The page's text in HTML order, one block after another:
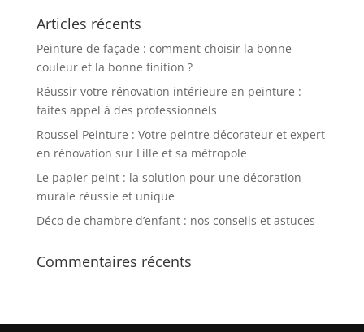
Articles récents
Peinture de façade : comment choisir la bonne
couleur et la bonne finition ?
Réussir votre rénovation intérieure en peinture :
faites appel à des professionnels
Roussel Peinture : Votre peintre décorateur et expert
en rénovation sur Lille et sa métropole
Le papier peint : la solution pour une décoration
murale réussie et unique
Déco de chambre d’enfant : nos conseils et astuces
Commentaires récents